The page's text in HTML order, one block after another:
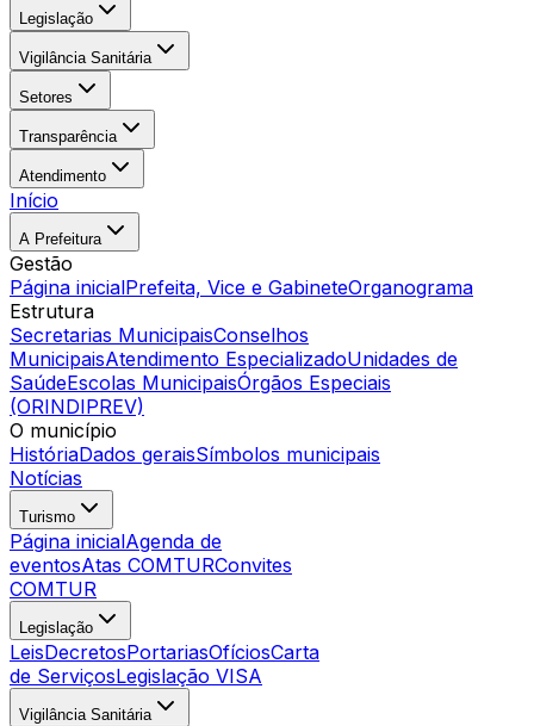
Legislação
Vigilância Sanitária
Setores
Transparência
Atendimento
Início
A Prefeitura
Gestão
Página inicialPrefeita, Vice e GabineteOrganograma
Estrutura
Secretarias MunicipaisConselhos
MunicipaisAtendimento EspecializadoUnidades de
SaúdeEscolas MunicipaisÓrgãos Especiais
(ORINDIPREV)
O município
HistóriaDados geraisSímbolos municipais
Notícias
Turismo
Página inicialAgenda de
eventosAtas COMTURConvites
COMTUR
Legislação
LeisDecretosPortariasOfíciosCarta
de ServiçosLegislação VISA
Vigilância Sanitária